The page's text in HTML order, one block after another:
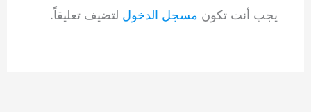
يجب أنت تكون مسجل الدخول لتضيف تعليقاً.